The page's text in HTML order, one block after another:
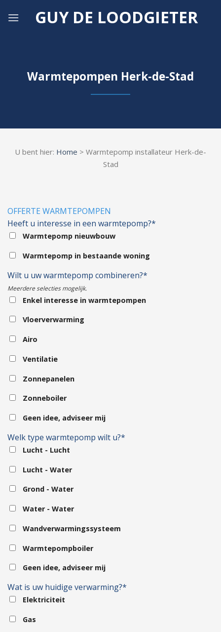
GUY DE LOODGIETER
Warmtepompen Herk-de-Stad
U bent hier: Home > Warmtepomp installateur Herk-de-
Stad
OFFERTE WARMTEPOMPEN
Heeft u interesse in een warmtepomp?*
Warmtepomp nieuwbouw
Warmtepomp in bestaande woning
Wilt u uw warmtepomp combineren?*
Meerdere selecties mogelijk.
Enkel interesse in warmtepompen
Vloerverwarming
Airo
Ventilatie
Zonnepanelen
Zonneboiler
Geen idee, adviseer mij
Welk type warmtepomp wilt u?*
Lucht - Lucht
Lucht - Water
Grond - Water
Water - Water
Wandverwarmingssysteem
Warmtepompboiler
Geen idee, adviseer mij
Wat is uw huidige verwarming?*
Elektriciteit
Gas